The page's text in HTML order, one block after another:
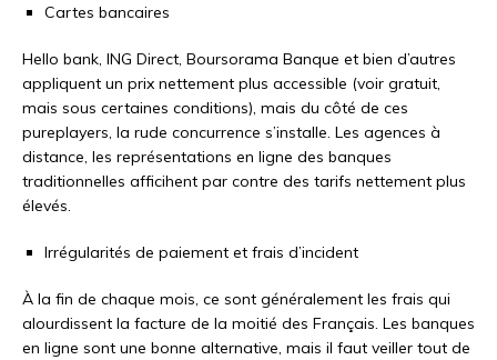
Cartes bancaires
Hello bank, ING Direct, Boursorama Banque et bien d’autres
appliquent un prix nettement plus accessible (voir gratuit,
mais sous certaines conditions), mais du côté de ces
pureplayers, la rude concurrence s’installe. Les agences à
distance, les représentations en ligne des banques
traditionnelles afficihent par contre des tarifs nettement plus
élevés.
Irrégularités de paiement et frais d’incident
À la fin de chaque mois, ce sont généralement les frais qui
alourdissent la facture de la moitié des Français. Les banques
en ligne sont une bonne alternative, mais il faut veiller tout de